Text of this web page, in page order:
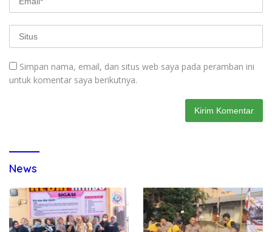
Simpan nama, email, dan situs web saya pada peramban ini
untuk komentar saya berikutnya.
News